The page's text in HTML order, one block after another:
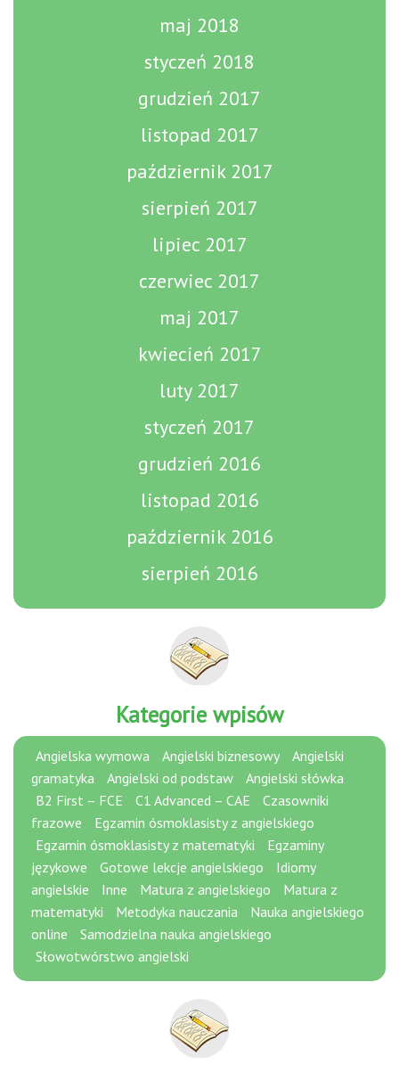
maj 2018
styczeń 2018
grudzień 2017
listopad 2017
październik 2017
sierpień 2017
lipiec 2017
czerwiec 2017
maj 2017
kwiecień 2017
luty 2017
styczeń 2017
grudzień 2016
listopad 2016
październik 2016
sierpień 2016
Kategorie wpisów
Angielska wymowa Angielski biznesowy
Angielski
gramatyka
Angielski od podstaw
Angielski słówka
B2 First – FCE
C1 Advanced – CAE
Czasowniki
frazowe
Egzamin ósmoklasisty z angielskiego
Egzamin ósmoklasisty z matematyki
Egzaminy
językowe
Gotowe lekcje angielskiego
Idiomy
angielskie
Inne Matura z angielskiego
Matura z
matematyki
Metodyka nauczania
Nauka angielskiego
online
Samodzielna nauka angielskiego
Słowotwórstwo angielski